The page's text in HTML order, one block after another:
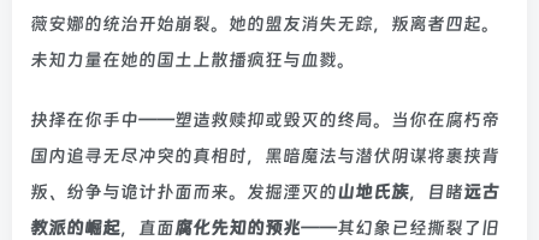
薇安娜的统治开始崩裂。她的盟友消失无踪，叛离者四起。
未知力量在她的国土上散播疯狂与血戮。
抉择在你手中——塑造救赎抑或毁灭的终局。当你在腐朽帝
国内追寻无尽冲突的真相时，黑暗魔法与潜伏阴谋将裹挟背
叛、纷争与诡计扑面而来。发掘湮灭的山地氏族，目睹远古
教派的崛起，直面腐化先知的预兆——其幻象已经撕裂了旧